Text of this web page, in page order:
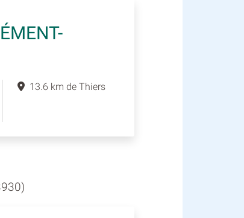
13.6 km de Thiers